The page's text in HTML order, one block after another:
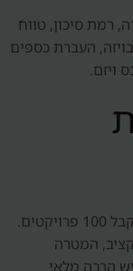
רמת סיכון, טווח
העברת כספים
ויזם.
הבידול של דנסיה הוא סינון. לקוח לא צריך לקבל 100 פרויקטים.
התקציב, המטרה
הרבה מלאי